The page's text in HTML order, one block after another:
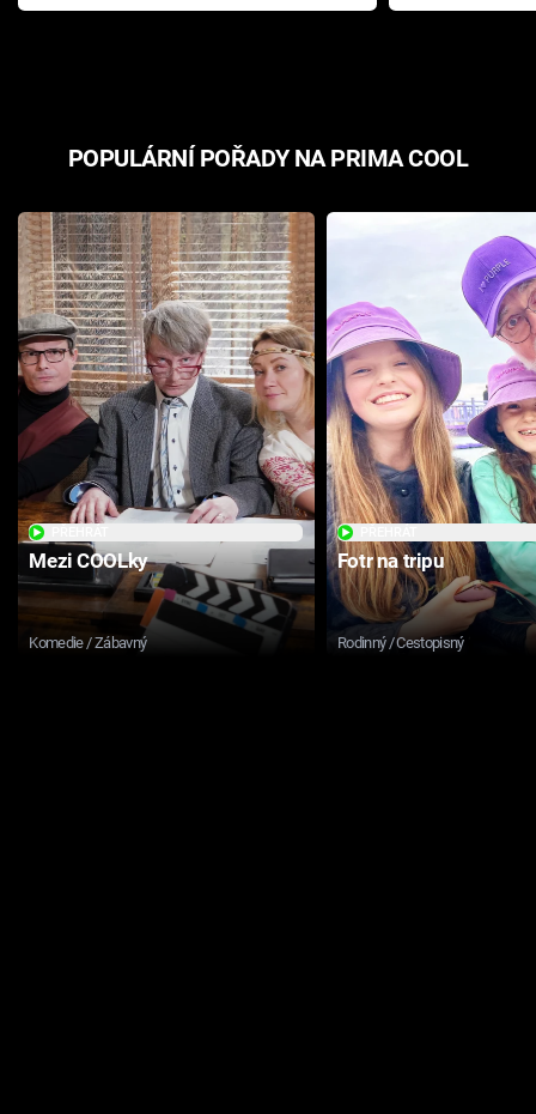
Pottera přišla s ráznou
přichází s
POPULÁRNÍ POŘADY NA PRIMA COOL
Mezi COOLky
Komedie / Zábavný
Fotr na tripu
Rodinný / Cestopisný